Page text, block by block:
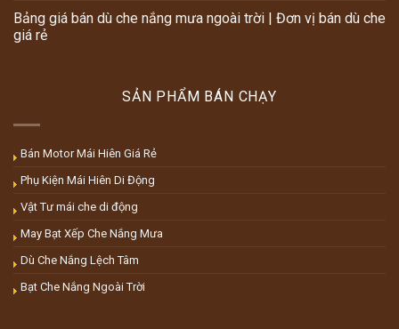
Bảng giá bán dù che nắng mưa ngoài trời | Đơn vị bán dù che
giá rẻ
SẢN PHẨM BÁN CHẠY
Bán Motor Mái Hiên Giá Rẻ
Phụ Kiện Mái Hiên Di Động
Vật Tư mái che di động
May Bạt Xếp Che Nắng Mưa
Dù Che Nắng Lệch Tâm
Bạt Che Nắng Ngoài Trời